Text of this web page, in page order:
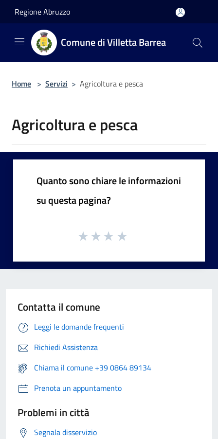
Regione Abruzzo
Comune di Villetta Barrea
Home > Servizi > Agricoltura e pesca
Agricoltura e pesca
Quanto sono chiare le informazioni
su questa pagina?
Contatta il comune
Leggi le domande frequenti
Richiedi Assistenza
Chiama il comune +39 0864 89134
Prenota un appuntamento
Problemi in città
Segnala disservizio